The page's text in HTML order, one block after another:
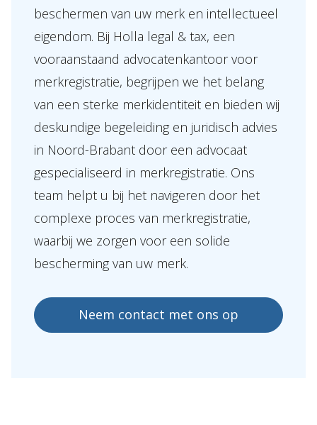
Over Holla
Onze mensen
Expertises
Topics
Internationaal
Nieuws
EN
beschermen van uw merk en intellectueel
eigendom. Bij Holla legal & tax, een
vooraanstaand advocatenkantoor voor
merkregistratie, begrijpen we het belang
van een sterke merkidentiteit en bieden wij
deskundige begeleiding en juridisch advies
in Noord-Brabant door een advocaat
gespecialiseerd in merkregistratie. Ons
team helpt u bij het navigeren door het
complexe proces van merkregistratie,
waarbij we zorgen voor een solide
bescherming van uw merk.
Neem contact met ons op